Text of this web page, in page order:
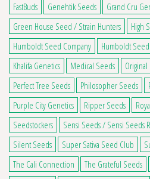
FastBuds
Genehtik Seeds
Grand Cru
Green House Seed / Strain Hunters
High
Humboldt Seed Company
Humboldt
Khalifa Genetics
Medical Seeds
Perfect Tree Seeds
Philosopher Seeds
Purple City Genetics
Ripper Seeds
Seedstockers
Sensi Seeds / Sensi Seeds
Silent Seeds
Super Sativa Seed Club
The Cali Connection
The Grateful Seeds